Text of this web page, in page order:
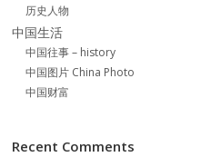
历史人物
中国生活
中国往事 – history
中国图片 China Photo
中国财富
Recent Comments